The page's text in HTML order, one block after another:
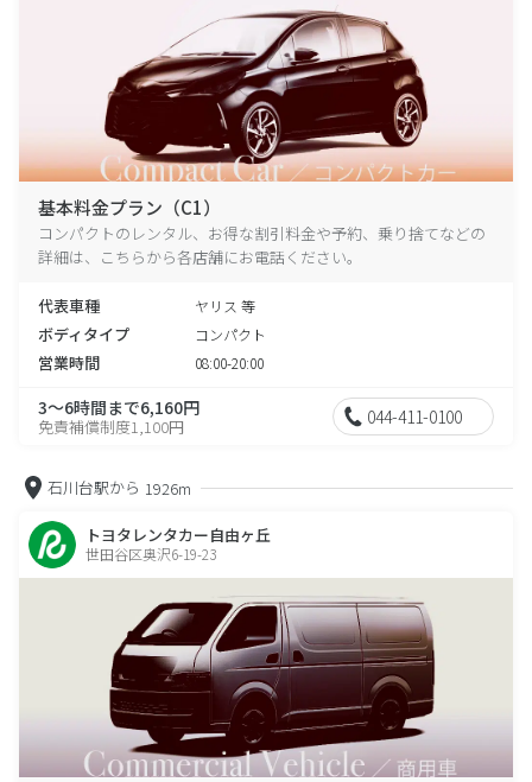
基本料金プラン（C1）
コンパクトのレンタル、お得な割引料金や予約、乗り捨てなどの
詳細は、こちらから各店舗にお電話ください。
代表車種 ヤリス 等
ボディタイプ コンパクト
営業時間 08:00-20:00
3～6時間まで6,160円
免責補償制度1,100円 044-411-0100
石川台駅から 1926m
トヨタレンタカー自由ヶ丘
世田谷区奥沢6-19-23